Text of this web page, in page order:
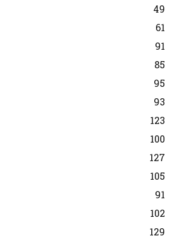
49
61
91
85
95
93
123
100
127
105
91
102
129